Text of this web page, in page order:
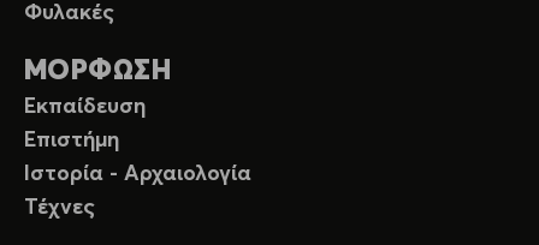
Φυλακές
ΜΟΡΦΩΣΗ
Εκπαίδευση
Επιστήμη
Ιστορία - Αρχαιολογία
Τέχνες